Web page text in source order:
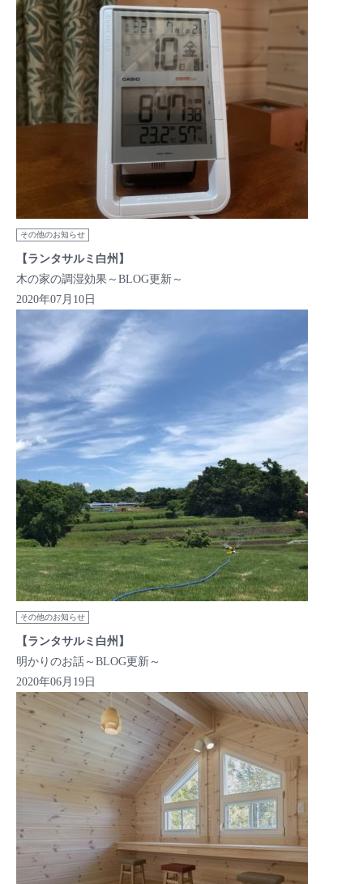
その他のお知らせ
【ランタサルミ白州】
木の家の調湿効果～BLOG更新～
2020年07月10日
その他のお知らせ
【ランタサルミ白州】
明かりのお話～BLOG更新～
2020年06月19日